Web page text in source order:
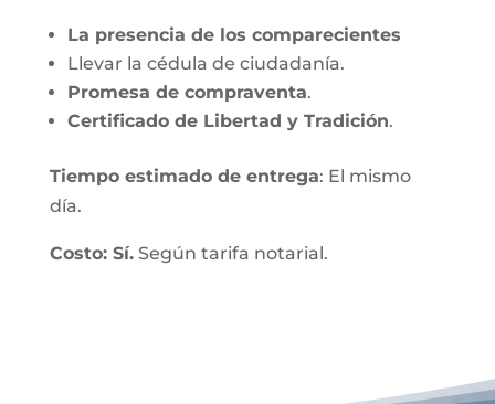
La presencia de los comparecientes
Llevar la cédula de ciudadanía.
Promesa de compraventa.
Certificado de Libertad y Tradición.
Tiempo estimado de entrega: El mismo
día.
Costo: Sí.Según tarifa notarial.